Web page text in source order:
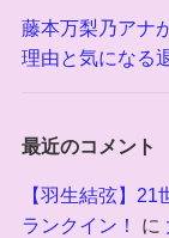
藤本万梨乃アナ
理由と気になる
最近のコメント
【羽生結弦】
ランクイン！
に